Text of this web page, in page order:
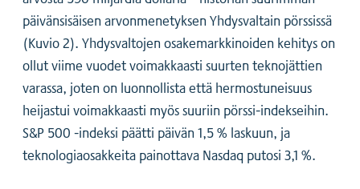
päivänsisäisen arvonmenetyksen Yhdysvaltain pörssissä
(Kuvio 2). Yhdysvaltojen osakemarkkinoiden kehitys on
ollut viime vuodet voimakkaasti suurten teknojättien
varassa, joten on luonnollista että hermostuneisuus
heijastui voimakkaasti myös suuriin pörssi-indekseihin.
S&P 500 -indeksi päätti päivän 1,5 % laskuun, ja
teknologiaosakkeita painottava Nasdaq putosi 3,1 %.